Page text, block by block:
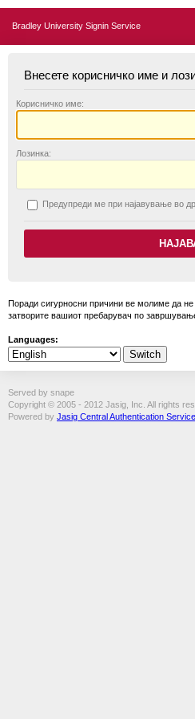
Bradley University Signin Service
Внесете корисничко име и
Корисничко име:
Лозинка:
Предупреди ме при најавување во
Поради сигурносни причини ве молиме да не
затворите вашиот пребарувач по
Languages:
Served by snape
Copyright © 2005 - 2012 Jasig, Inc. All rights
Powered by Jasig Central Authentication